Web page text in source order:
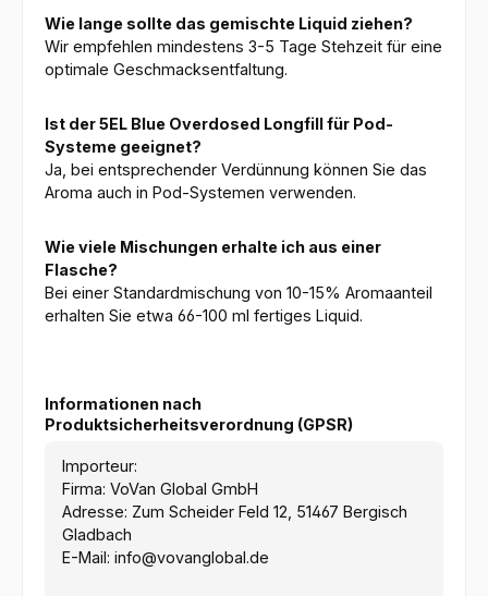
Wie lange sollte das gemischte Liquid ziehen?
Wir empfehlen mindestens 3-5 Tage Stehzeit für eine
optimale Geschmacksentfaltung.
Ist der 5EL Blue Overdosed Longfill für Pod-
Systeme geeignet?
Ja, bei entsprechender Verdünnung können Sie das
Aroma auch in Pod-Systemen verwenden.
Wie viele Mischungen erhalte ich aus einer
Flasche?
Bei einer Standardmischung von 10-15% Aromaanteil
erhalten Sie etwa 66-100 ml fertiges Liquid.
Informationen nach
Produktsicherheitsverordnung (GPSR)
Importeur:
Firma: VoVan Global GmbH
Adresse: Zum Scheider Feld 12, 51467 Bergisch
Gladbach
E-Mail: info@vovanglobal.de